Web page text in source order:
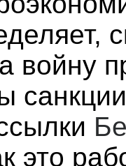
войну
это